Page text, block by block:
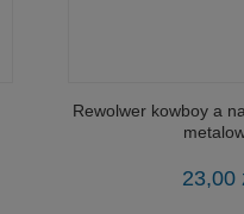
Rewolwer kowboy a
23,00